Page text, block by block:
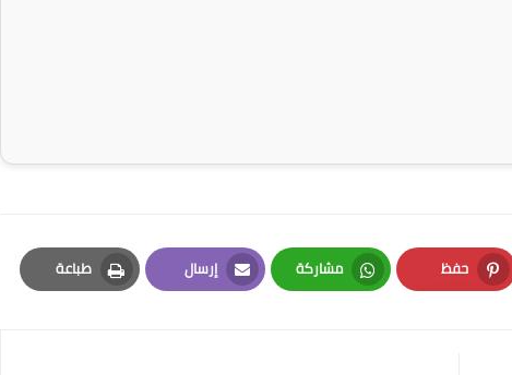
حفظ
Pinterest
مشاركة
Whatsapp
إرسال
Email
طباعة
Print